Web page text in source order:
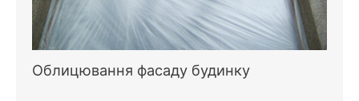
Облицювання фасаду будинку